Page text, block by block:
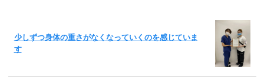
少しずつ身体の重さがなくなっていくのを感じていま
す